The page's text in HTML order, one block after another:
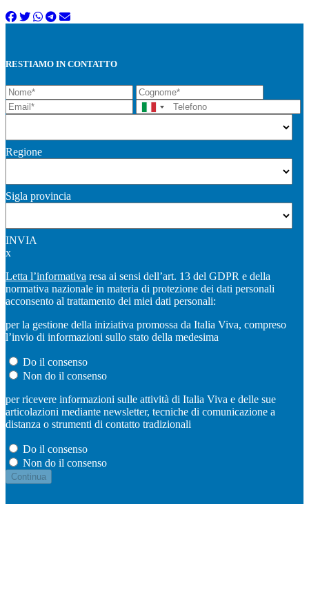
RESTIAMO IN CONTATTO
Regione
Sigla provincia
INVIA
x
Letta l’informativa resa ai sensi dell’art. 13 del GDPR e della
normativa nazionale in materia di protezione dei dati personali
acconsento al trattamento dei miei dati personali:
per la gestione della iniziativa promossa da Italia Viva, compreso
l’invio di informazioni sullo stato della medesima
Do il consenso
Non do il consenso
per ricevere informazioni sulle attività di Italia Viva e delle sue
articolazioni mediante newsletter, tecniche di comunicazione a
distanza o strumenti di contatto tradizionali
Do il consenso
Non do il consenso